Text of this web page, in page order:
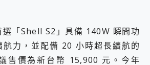
「Shell S2」具備 140W 瞬間功
力，並配備 20 小時超長續航的
售價為新台幣 15,900 元。今年